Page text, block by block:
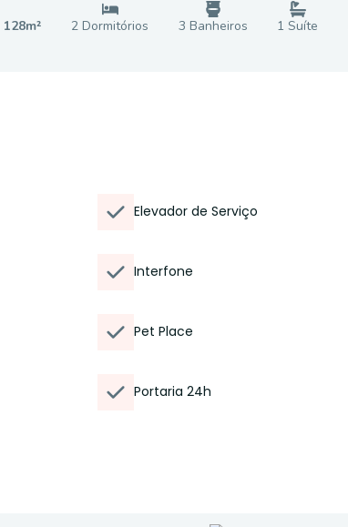
128m² 2 Dormitórios 3 Banheiros 1 Suíte
Elevador de Serviço
Interfone
Pet Place
Portaria 24h